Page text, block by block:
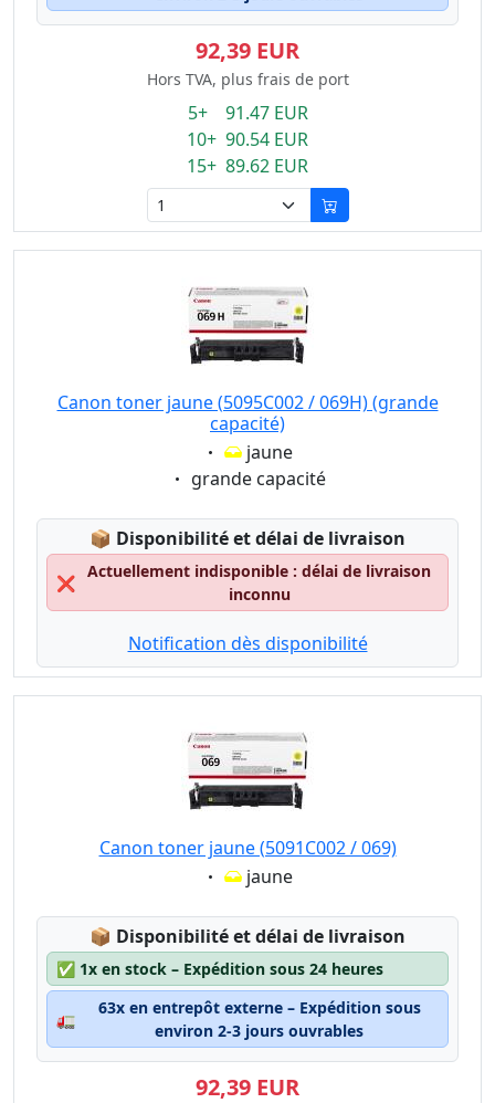
92,39 EUR
Hors TVA, plus frais de port
5+ 91.47 EUR
10+ 90.54 EUR
15+ 89.62 EUR
Canon toner jaune (5095C002 / 069H) (grande
capacité)
Eigenschaft:
jaune
Eigenschaft:
grande capacité
📦 Lagerstatus:
Disponibilité et délai de livraison
❌
Actuellement indisponible : délai de livraison
inconnu
Notification dès disponibilité
Canon toner jaune (5091C002 / 069)
Eigenschaft:
jaune
📦 Lagerstatus:
Disponibilité et délai de livraison
✅ 1x en stock – Expédition sous 24 heures
🚛
63x en entrepôt externe – Expédition sous
environ 2-3 jours ouvrables
92,39 EUR